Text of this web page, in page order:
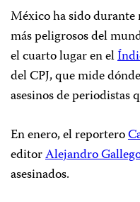
México ha sido durante
más peligrosos del
el cuarto lugar en el
del CPJ, que mide
asesinos de periodistas
En enero, el reportero
editorAlejandro
asesinados.